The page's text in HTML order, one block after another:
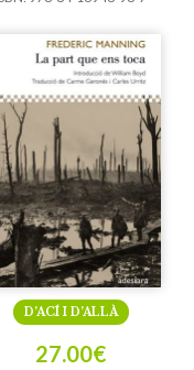
D’ACÍ I D’ALLÀ
27.00€